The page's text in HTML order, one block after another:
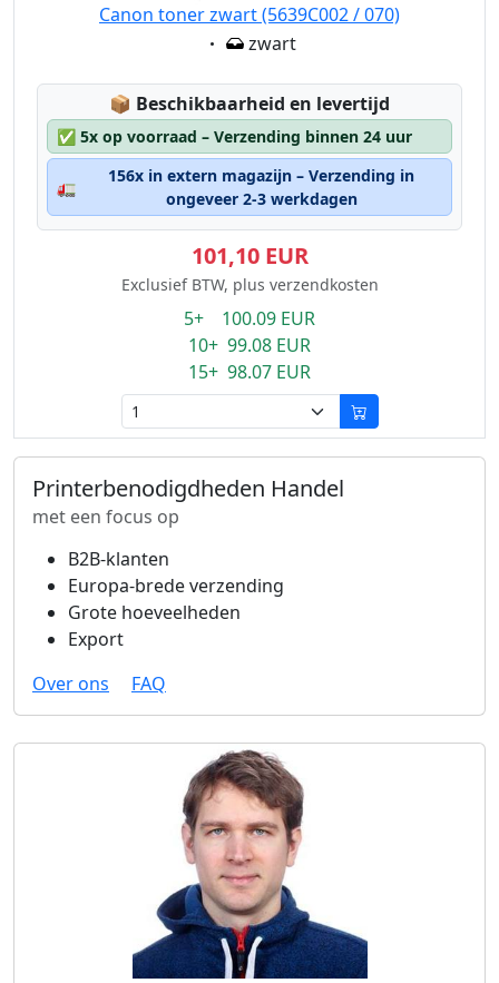
Canon toner zwart (5639C002 / 070)
Eigenschaft:
zwart
📦 Lagerstatus:
Beschikbaarheid en levertijd
✅ 5x op voorraad – Verzending binnen 24 uur
🚛
156x in extern magazijn – Verzending in
ongeveer 2-3 werkdagen
101,10 EUR
Exclusief BTW, plus verzendkosten
5+ 100.09 EUR
10+ 99.08 EUR
15+ 98.07 EUR
Printerbenodigdheden Handel
met een focus op
B2B-klanten
Europa-brede verzending
Grote hoeveelheden
Export
Over ons
FAQ